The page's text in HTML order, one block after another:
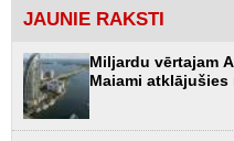
JAUNIE RAKSTI
Miljardu vērtajam
Maiami